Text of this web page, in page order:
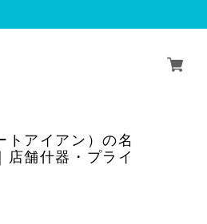
トアイアン）の名
店舗什器・プライ